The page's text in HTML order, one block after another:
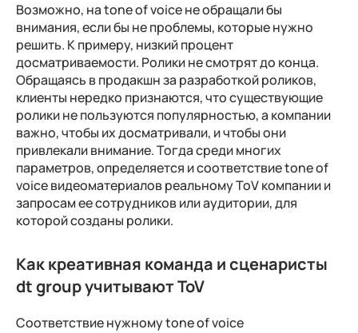
Возможно, на tone of voice не обращали бы
внимания, если бы не проблемы, которые нужно
решить. К примеру, низкий процент
досматриваемости. Ролики не смотрят до конца.
Обращаясь в продакшн за разработкой роликов,
клиенты нередко признаются, что существующие
ролики не пользуются популярностью, а компании
важно, чтобы их досматривали, и чтобы они
привлекали внимание. Тогда среди многих
параметров, определяется и соответствие tone of
voice видеоматериалов реальному ToV компании и
запросам ее сотрудников или аудитории, для
которой созданы ролики.
Как креативная команда и сценаристы
dt group учитывают ToV
Соответствие нужному tone of voice